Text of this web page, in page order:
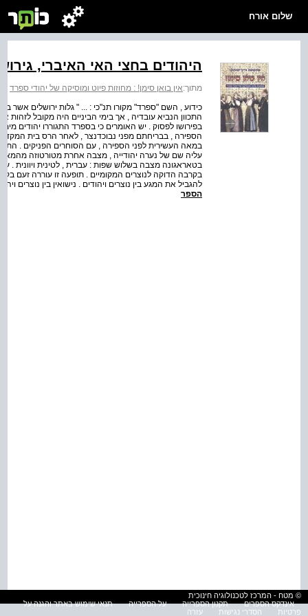
שלום אורח
היהודים בחצי האי האיברי,
מתוך:אין בואן סימן! : מחוזות פיוט ומוסיקה של יהודי ספרד
התכוון הנביא עובדיה , אך בימי הביניים היה מקובל
בפירושו לפסוק . יש האומרים כי בספרד התגוררו יהודים
הספירה , בבריחתם מפני נבוכדנצר , לאחר הרס בית המקדש
במאה העשירית לפני הספירה , עם הסוחרים הפניקים .
עליה שם של נערה יהודייה , מצבה אחרת מטורטוזה
בטאראגונה מצבה בשלוש שפות : עברית , לטינית ויוונית .
להגביל את המגע בין נוצרים ויהודים . נישואין בין נוצרים
הספר
© מטח - המרכז לטכנולוגיה חינוכית
אינדקס הספרים
תקנון הספרייה על הספרייה
תנאי שימוש באתר והגנה על
פרטיות
הסדרי נגישות עזרה